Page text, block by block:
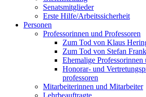
Senatsmitglieder
Erste Hilfe/Arbeitssicherheit
Personen
Professorinnen und Professoren
Zum Tod von Klaus
Zum Tod von Stefan Frank
Ehemalige Professorinnen
Honorar- und
professoren
Mitarbeiterinnen und Mitarbeiter
Lehrbeauftragte